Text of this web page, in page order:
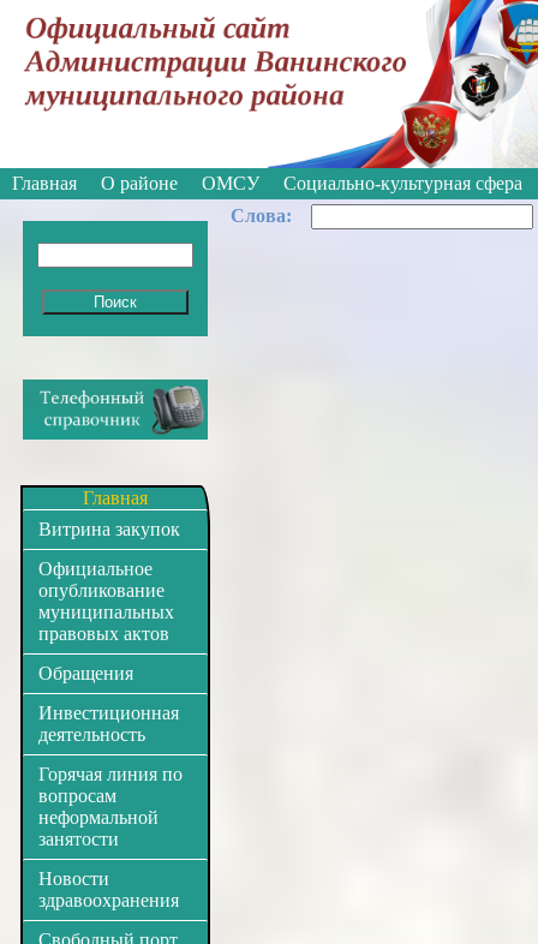
Версия для слабовидящих:
Главная О районе ОМСУ Социально-культурная сфера
Главная
Витрина закупок
Официальное
опубликование
муниципальных
правовых актов
Обращения
Инвестиционная
деятельность
Горячая линия по
вопросам
неформальной
занятости
Новости
здравоохранения
Свободный порт
Cлова: